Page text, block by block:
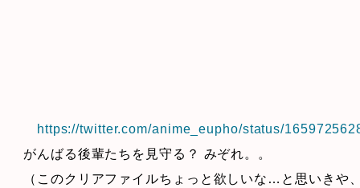
https://twitter.com/anime_eupho/status/
がんばる後輩たちを見守る？ みぞれ。。
（このクリアファイルちょっと欲しいな…と思いきや